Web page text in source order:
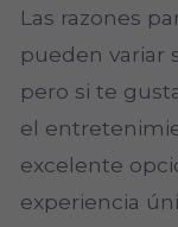
Las razones
pueden variar
pero si te
el
excelente
experiencia